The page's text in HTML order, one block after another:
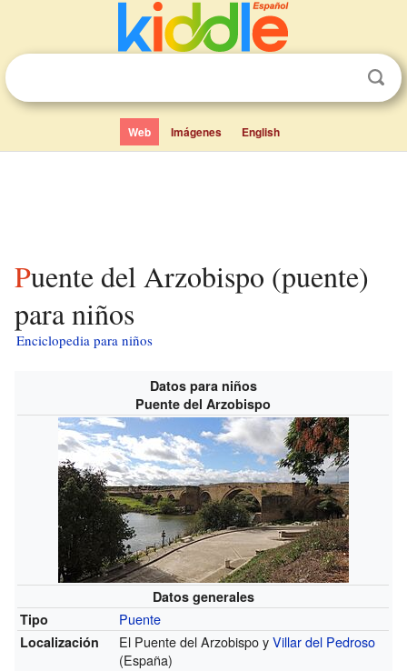
Web Imágenes English
Puente del Arzobispo (puente)
para niños
Enciclopedia para niños
Datos para niños
Puente del Arzobispo
Datos generales
Tipo
Puente
Localización El Puente del Arzobispo yVillar del Pedroso
(España)